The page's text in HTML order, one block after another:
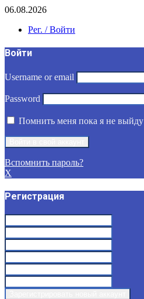
06.08.2026
Рег. / Войти
Войти
Username or email
Password
Помнить меня пока я не выйду
Вспомнить пароль?
X
Регистрация